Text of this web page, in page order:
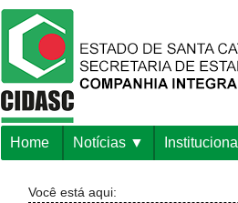
Home Notícias Institucional
Você está aqui: